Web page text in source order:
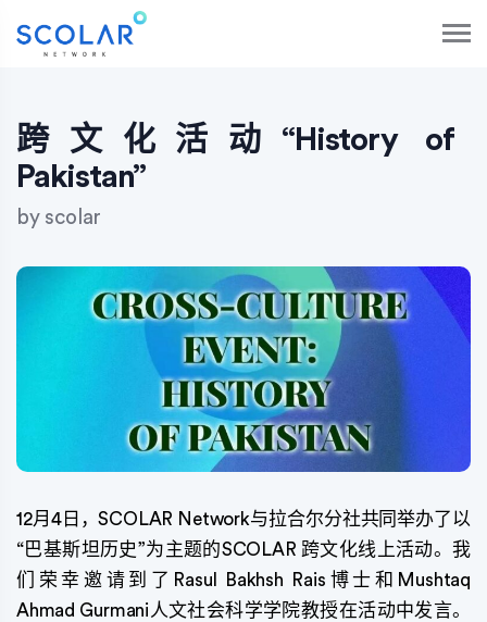
跨文化活动“History of
Pakistan”
by scolar
12月4日，SCOLAR Network与拉合尔分社共同举办了以
“巴基斯坦历史”为主题的SCOLAR 跨文化线上活动。我
们荣幸邀请到了Rasul Bakhsh Rais博士和Mushtaq
Ahmad Gurmani人文社会科学学院教授在活动中发言。